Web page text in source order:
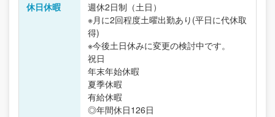
休日休暇
週休2日制（土日）
※月に2回程度土曜出勤あり(平日に代休取
得)
※今後土日休みに変更の検討中です。
祝日
年末年始休暇
夏季休暇
有給休暇
◎年間休日126日